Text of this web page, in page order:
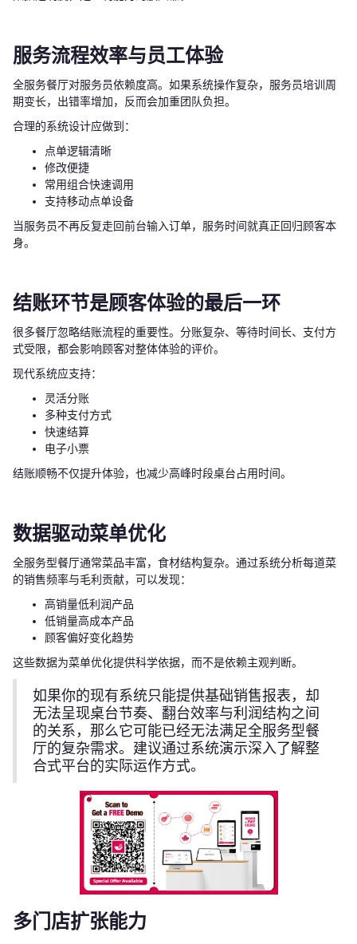
服务流程效率与员工体验
全服务餐厅对服务员依赖度高。如果系统操作复杂，服务员培训周
期变长，出错率增加，反而会加重团队负担。
合理的系统设计应做到：
点单逻辑清晰
修改便捷
常用组合快速调用
支持移动点单设备
当服务员不再反复走回前台输入订单，服务时间就真正回归顾客本
身。
结账环节是顾客体验的最后一环
很多餐厅忽略结账流程的重要性。分账复杂、等待时间长、支付方
式受限，都会影响顾客对整体体验的评价。
现代系统应支持：
灵活分账
多种支付方式
快速结算
电子小票
结账顺畅不仅提升体验，也减少高峰时段桌台占用时间。
数据驱动菜单优化
全服务型餐厅通常菜品丰富，食材结构复杂。通过系统分析每道菜
的销售频率与毛利贡献，可以发现：
高销量低利润产品
低销量高成本产品
顾客偏好变化趋势
这些数据为菜单优化提供科学依据，而不是依赖主观判断。
如果你的现有系统只能提供基础销售报表，却
无法呈现桌台节奏、翻台效率与利润结构之间
的关系，那么它可能已经无法满足全服务型餐
厅的复杂需求。建议通过系统演示深入了解整
合式平台的实际运作方式。
多门店扩张能力